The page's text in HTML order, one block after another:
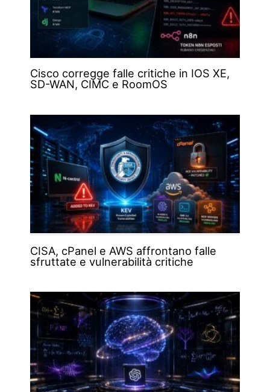
Cisco corregge falle critiche in IOS XE,
SD-WAN, CIMC e RoomOS
CISA, cPanel e AWS affrontano falle
sfruttate e vulnerabilità critiche